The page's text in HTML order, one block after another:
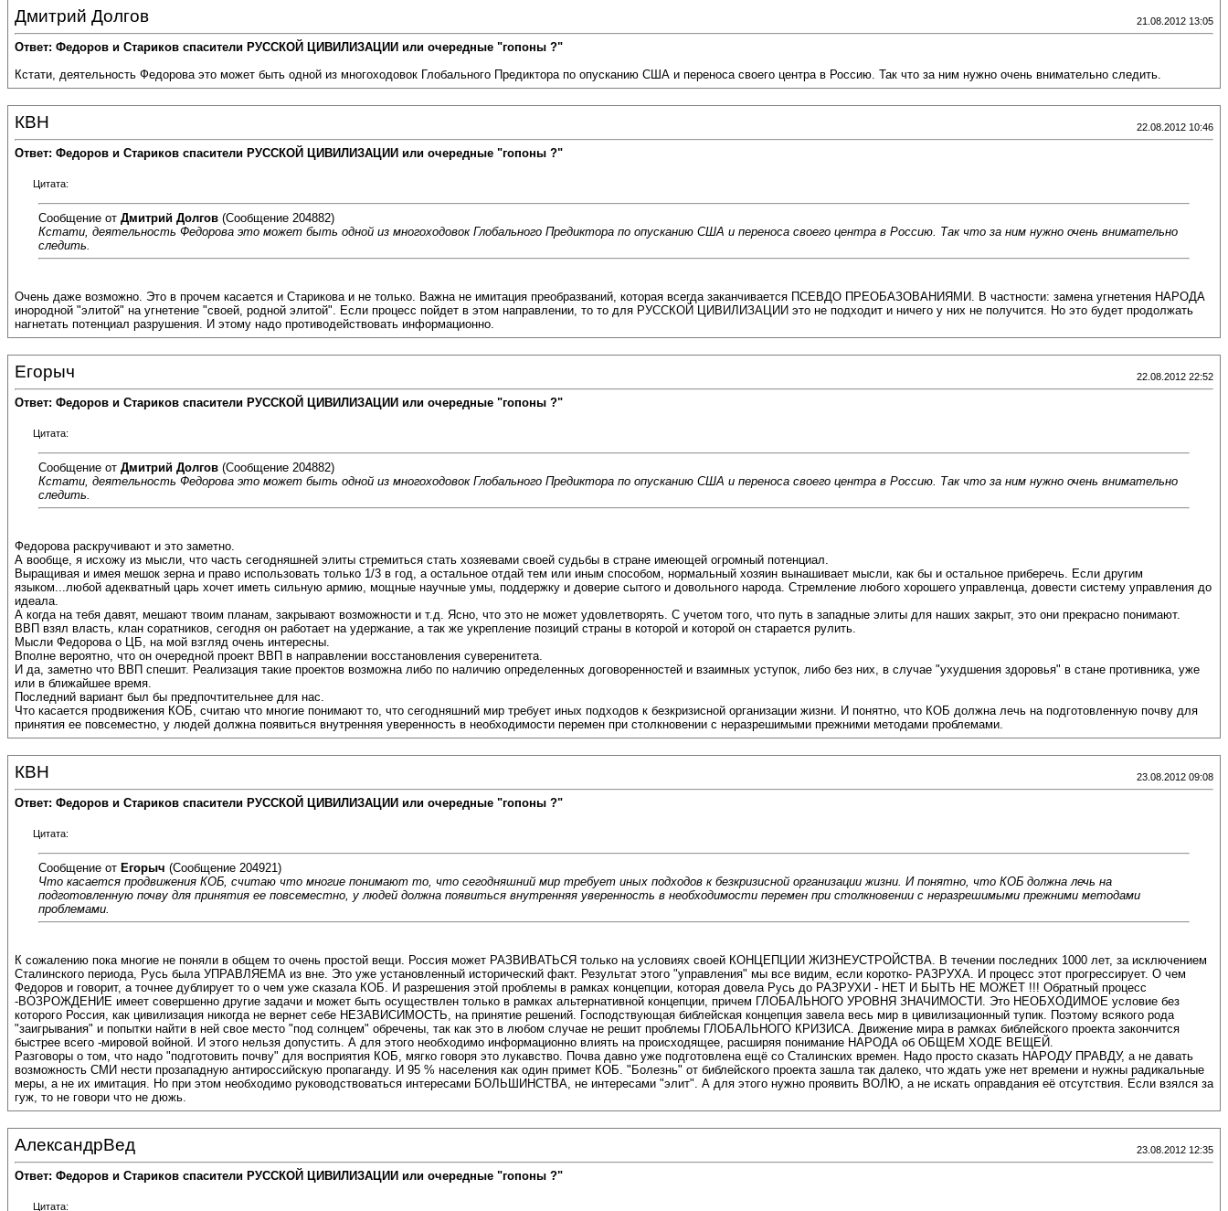
Дмитрий Долгов 21.08.2012 13:05
Ответ: Федоров и Стариков спасители РУССКОЙ ЦИВИЛИЗАЦИИ или очередные "гопоны ?"
Кстати, деятельность Федорова это может быть одной из многоходовок Глобального Предиктора по опусканию США и переноса своего центра в Россию. Так что за ним нужно очень внимательно следить.
КВН 22.08.2012 10:46
Ответ: Федоров и Стариков спасители РУССКОЙ ЦИВИЛИЗАЦИИ или очередные "гопоны ?"
Цитата:
Сообщение от Дмитрий Долгов (Сообщение 204882)
Кстати, деятельность Федорова это может быть одной из многоходовок Глобального Предиктора по опусканию США и переноса своего центра в Россию. Так что за ним нужно очень внимательно
следить.
Очень даже возможно. Это в прочем касается и Старикова и не только. Важна не имитация преобразваний, которая всегда заканчивается ПСЕВДО ПРЕОБАЗОВАНИЯМИ. В частности: замена угнетения НАРОДА
инородной "элитой" на угнетение "своей, родной элитой". Если процесс пойдет в этом направлении, то то для РУССКОЙ ЦИВИЛИЗАЦИИ это не подходит и ничего у них не получится. Но это будет продолжать
нагнетать потенциал разрушения. И этому надо противодействовать информационно.
Егорыч 22.08.2012 22:52
Ответ: Федоров и Стариков спасители РУССКОЙ ЦИВИЛИЗАЦИИ или очередные "гопоны ?"
Цитата:
Сообщение от Дмитрий Долгов (Сообщение 204882)
Кстати, деятельность Федорова это может быть одной из многоходовок Глобального Предиктора по опусканию США и переноса своего центра в Россию. Так что за ним нужно очень внимательно
следить.
Федорова раскручивают и это заметно.
А вообще, я исхожу из мысли, что часть сегодняшней элиты стремиться стать хозяевами своей судьбы в стране имеющей огромный потенциал.
Выращивая и имея мешок зерна и право использовать только 1/3 в год, а остальное отдай тем или иным способом, нормальный хозяин вынашивает мысли, как бы и остальное приберечь. Если другим
языком...любой адекватный царь хочет иметь сильную армию, мощные научные умы, поддержку и доверие сытого и довольного народа. Стремление любого хорошего управленца, довести систему управления до
идеала.
А когда на тебя давят, мешают твоим планам, закрывают возможности и т.д. Ясно, что это не может удовлетворять. С учетом того, что путь в западные элиты для наших закрыт, это они прекрасно понимают.
ВВП взял власть, клан соратников, сегодня он работает на удержание, а так же укрепление позиций страны в которой и которой он старается рулить.
Мысли Федорова о ЦБ, на мой взгляд очень интересны.
Вполне вероятно, что он очередной проект ВВП в направлении восстановления суверенитета.
И да, заметно что ВВП спешит. Реализация такие проектов возможна либо по наличию определенных договоренностей и взаимных уступок, либо без них, в случае "ухудшения здоровья" в стане противника, уже
или в ближайшее время.
Последний вариант был бы предпочтительнее для нас.
Что касается продвижения КОБ, считаю что многие понимают то, что сегодняшний мир требует иных подходов к безкризисной организации жизни. И понятно, что КОБ должна лечь на подготовленную почву для
принятия ее повсеместно, у людей должна появиться внутренняя уверенность в необходимости перемен при столкновении с неразрешимыми прежними методами проблемами.
КВН 23.08.2012 09:08
Ответ: Федоров и Стариков спасители РУССКОЙ ЦИВИЛИЗАЦИИ или очередные "гопоны ?"
Цитата:
Сообщение от Егорыч (Сообщение 204921)
Что касается продвижения КОБ, считаю что многие понимают то, что сегодняшний мир требует иных подходов к безкризисной организации жизни. И понятно, что КОБ должна лечь на
подготовленную почву для принятия ее повсеместно, у людей должна появиться внутренняя уверенность в необходимости перемен при столкновении с неразрешимыми прежними методами
проблемами.
К сожалению пока многие не поняли в общем то очень простой вещи. Россия может РАЗВИВАТЬСЯ только на условиях своей КОНЦЕПЦИИ ЖИЗНЕУСТРОЙСТВА. В течении последних 1000 лет, за исключением
Сталинского периода, Русь была УПРАВЛЯЕМА из вне. Это уже установленный исторический факт. Результат этого "управления" мы все видим, если коротко- РАЗРУХА. И процесс этот прогрессирует. О чем
Федоров и говорит, а точнее дублирует то о чем уже сказала КОБ. И разрешения этой проблемы в рамках концепции, которая довела Русь до РАЗРУХИ - НЕТ И БЫТЬ НЕ МОЖЕТ !!! Обратный процесс
-ВОЗРОЖДЕНИЕ имеет совершенно другие задачи и может быть осуществлен только в рамках альтернативной концепции, причем ГЛОБАЛЬНОГО УРОВНЯ ЗНАЧИМОСТИ. Это НЕОБХОДИМОЕ условие без
которого Россия, как цивилизация никогда не вернет себе НЕЗАВИСИМОСТЬ, на принятие решений. Господствующая библейская концепция завела весь мир в цивилизационный тупик. Поэтому всякого рода
"заигрывания" и попытки найти в ней свое место "под солнцем" обречены, так как это в любом случае не решит проблемы ГЛОБАЛЬНОГО КРИЗИСА. Движение мира в рамках библейского проекта закончится
быстрее всего -мировой войной. И этого нельзя допустить. А для этого необходимо информационно влиять на происходящее, расширяя понимание НАРОДА об ОБЩЕМ ХОДЕ ВЕЩЕЙ.
Разговоры о том, что надо "подготовить почву" для восприятия КОБ, мягко говоря это лукавство. Почва давно уже подготовлена ещё со Сталинских времен. Надо просто сказать НАРОДУ ПРАВДУ, а не давать
возможность СМИ нести прозападную антироссийскую пропаганду. И 95 % населения как один примет КОБ. "Болезнь" от библейского проекта зашла так далеко, что ждать уже нет времени и нужны радикальные
меры, а не их имитация. Но при этом необходимо руководствоваться интересами БОЛЬШИНСТВА, не интересами "элит". А для этого нужно проявить ВОЛЮ, а не искать оправдания её отсутствия. Если взялся за
гуж, то не говори что не дюжь.
АлександрВед 23.08.2012 12:35
Ответ: Федоров и Стариков спасители РУССКОЙ ЦИВИЛИЗАЦИИ или очередные "гопоны ?"
Цитата: